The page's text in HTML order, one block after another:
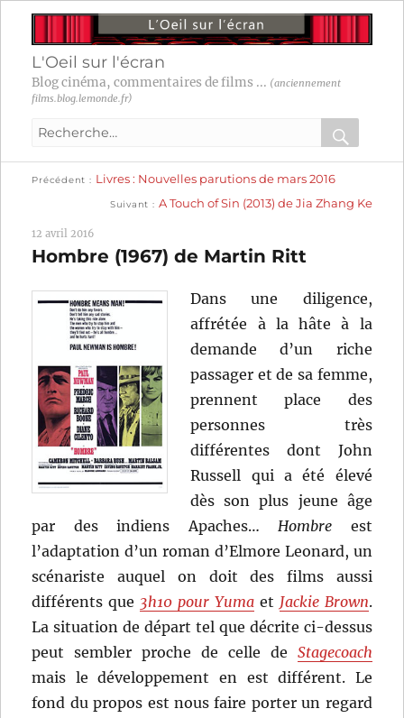
L'Oeil sur l'écran
Blog cinéma, commentaires de films ... (anciennement
films.blog.lemonde.fr)
Recherche
:
OK
Navigation
l’article
Précédent
précédente :
Livres : Nouvelles parutions de mars 2016
Suivant
suivante :
A Touch of Sin (2013) de Jia Zhang Ke
12 avril 2016
Hombre (1967) de Martin Ritt
Dans une diligence,
affrétée à la hâte à la
demande d’un riche
passager et de sa femme,
prennent place des
personnes très
différentes dont John
Russell qui a été élevé
dès son plus jeune âge
par des indiens Apaches…Hombre est
l’adaptation d’un roman d’Elmore Leonard, un
scénariste auquel on doit des films aussi
différents que 3h10 pour Yumaet Jackie Brown.
La situation de départ tel que décrite ci-dessus
peut sembler proche de celle de Stagecoach
mais le développement en est différent. Le
fond du propos est nous faire porter un regard